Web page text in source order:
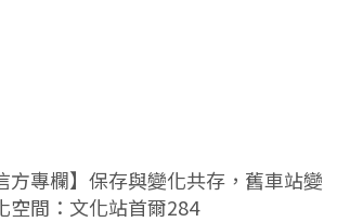
方專欄】保存與變化共存，舊車站變
空間：文化站首爾284